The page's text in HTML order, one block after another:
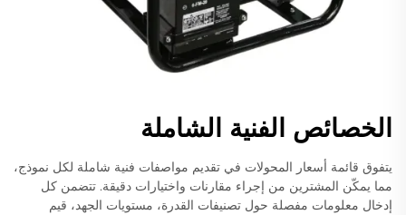
الخصائص الفنية الشاملة
يتفوق قائمة أسعار المحولات في تقديم مواصفات فنية شاملة لكل نموذج،
مما يمكّن المشترين من إجراء مقارنات واختيارات دقيقة. تتضمن كل
إدخال معلومات مفصلة حول تصنيفات القدرة، مستويات الجهد، قيم